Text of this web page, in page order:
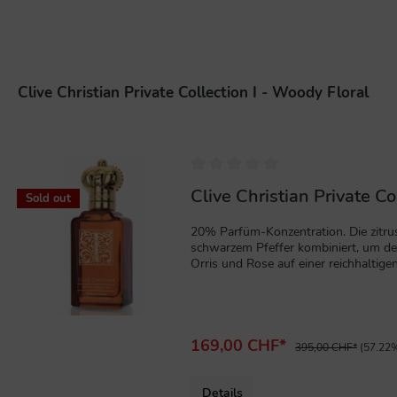
Clive Christian Private Collection I - Woody Floral
Sold out
Clive Christian Private
20% Parfüm-Konzentration. Die
schwarzem Pfeffer kombiniert, um
Orris und Rose auf einer
169,00 CHF* 395,00 CHF*
Details